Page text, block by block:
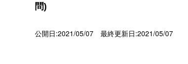
問)
公開日:2021/05/07 最終更新日:2021/05/07